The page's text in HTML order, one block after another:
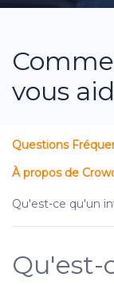
vous
Questions
À propos de
Qu'est-ce qu'un
Qu'est-